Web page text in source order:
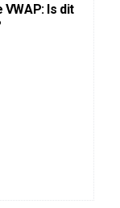
Is dit